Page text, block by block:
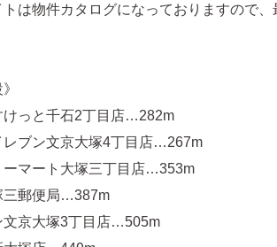
は物件カタログになっておりますので、
けっと千石2丁目店…282m
レブン文京大塚4丁目店…267m
ーマート大塚三丁目店…353m
三郵便局…387m
文京大塚3丁目店…505m